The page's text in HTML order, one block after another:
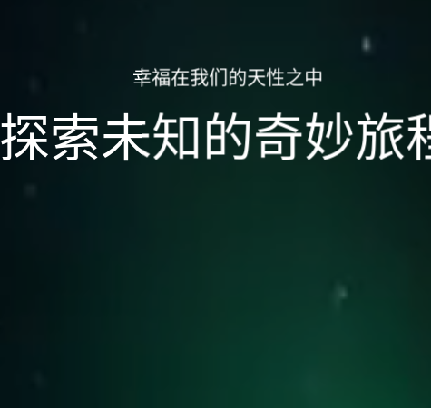
幸福在我们的天性之中
探索未知的奇妙旅